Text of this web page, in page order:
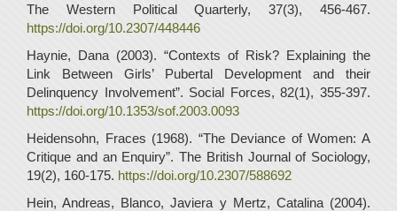
The Western Political Quarterly, 37(3), 456-467.
https://doi.org/10.2307/448446
Haynie, Dana (2003). “Contexts of Risk? Explaining the
Link Between Girls’ Pubertal Development and their
Delinquency Involvement”. Social Forces, 82(1), 355-397.
https://doi.org/10.1353/sof.2003.0093
Heidensohn, Fraces (1968). “The Deviance of Women: A
Critique and an Enquiry”. The British Journal of Sociology,
19(2), 160-175. https://doi.org/10.2307/588692
Hein, Andreas, Blanco, Javiera y Mertz, Catalina (2004).